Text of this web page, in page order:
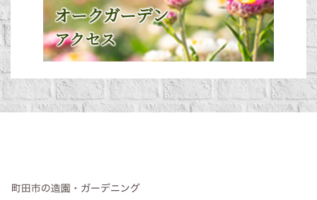
オークガーデン
アクセス